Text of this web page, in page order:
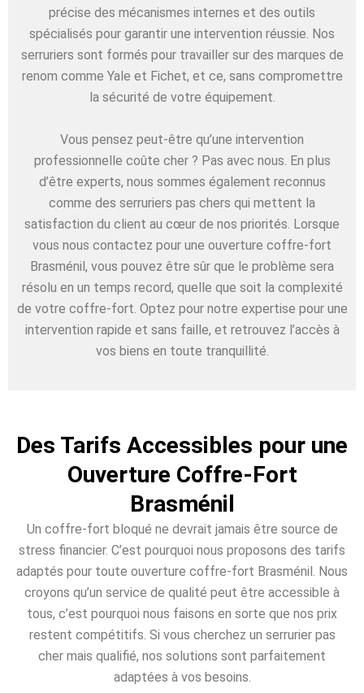
précise des mécanismes internes et des outils
spécialisés pour garantir une intervention réussie. Nos
serruriers sont formés pour travailler sur des marques de
renom comme Yale et Fichet, et ce, sans compromettre
la sécurité de votre équipement.
Vous pensez peut-être qu’une intervention
professionnelle coûte cher ? Pas avec nous. En plus
d’être experts, nous sommes également reconnus
comme des serruriers pas chers qui mettent la
satisfaction du client au cœur de nos priorités. Lorsque
vous nous contactez pour une ouverture coffre-fort
Brasménil, vous pouvez être sûr que le problème sera
résolu en un temps record, quelle que soit la complexité
de votre coffre-fort. Optez pour notre expertise pour une
intervention rapide et sans faille, et retrouvez l’accès à
vos biens en toute tranquillité.
Des Tarifs Accessibles pour une
Ouverture Coffre-Fort
Brasménil
Un coffre-fort bloqué ne devrait jamais être source de
stress financier. C’est pourquoi nous proposons des tarifs
adaptés pour toute ouverture coffre-fort Brasménil. Nous
croyons qu’un service de qualité peut être accessible à
tous, c’est pourquoi nous faisons en sorte que nos prix
restent compétitifs. Si vous cherchez un serrurier pas
cher mais qualifié, nos solutions sont parfaitement
adaptées à vos besoins.